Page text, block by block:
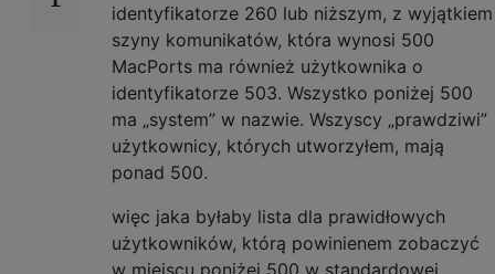
identyfikatorze 260 lub niższym, z wyjątkiem
szyny komunikatów, która wynosi 500
MacPorts ma również użytkownika o
identyfikatorze 503. Wszystko poniżej 500
ma „system” w nazwie. Wszyscy „prawdziwi”
użytkownicy, których utworzyłem, mają
ponad 500.
więc jaka byłaby lista dla prawidłowych
użytkowników, którą powinienem zobaczyć
w miejscu poniżej 500 w standardowej